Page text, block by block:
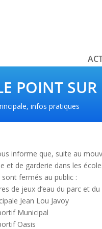
POINT SUR
, infos pratiques
informe que, suite au
et de garderie dans les
fermés au public :
de jeux d’eau du parc et
Jean Lou Javoy
Municipal
Oasis